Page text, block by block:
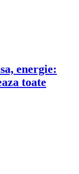
energie:
toate